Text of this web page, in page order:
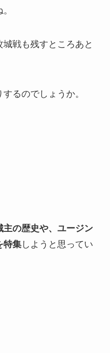
戦も残すところあと
るのでしょうか。
主の歴史や、ユージン
特集しようと思ってい